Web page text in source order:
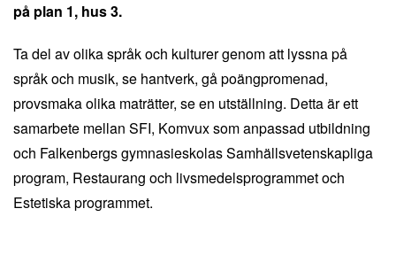
på plan 1, hus 3.
Ta del av olika språk och kulturer genom att lyssna på
språk och musik, se hantverk, gå poängpromenad,
provsmaka olika maträtter, se en utställning. Detta är ett
samarbete mellan SFI, Komvux som anpassad utbildning
och Falkenbergs gymnasieskolas Samhällsvetenskapliga
program, Restaurang och livsmedelsprogrammet och
Estetiska programmet.